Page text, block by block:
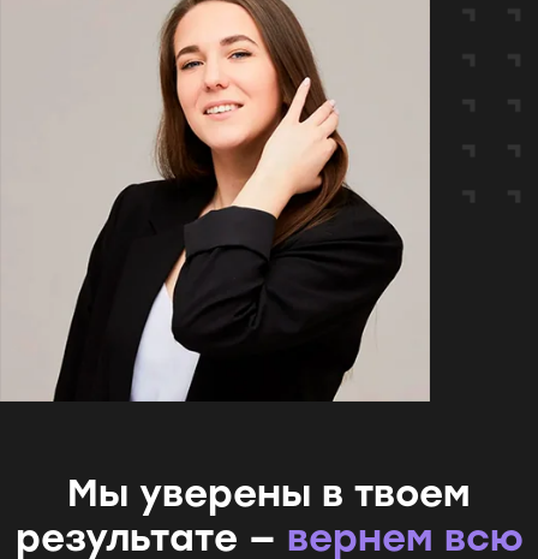
Мы уверены в твоем
результате — вернем всю